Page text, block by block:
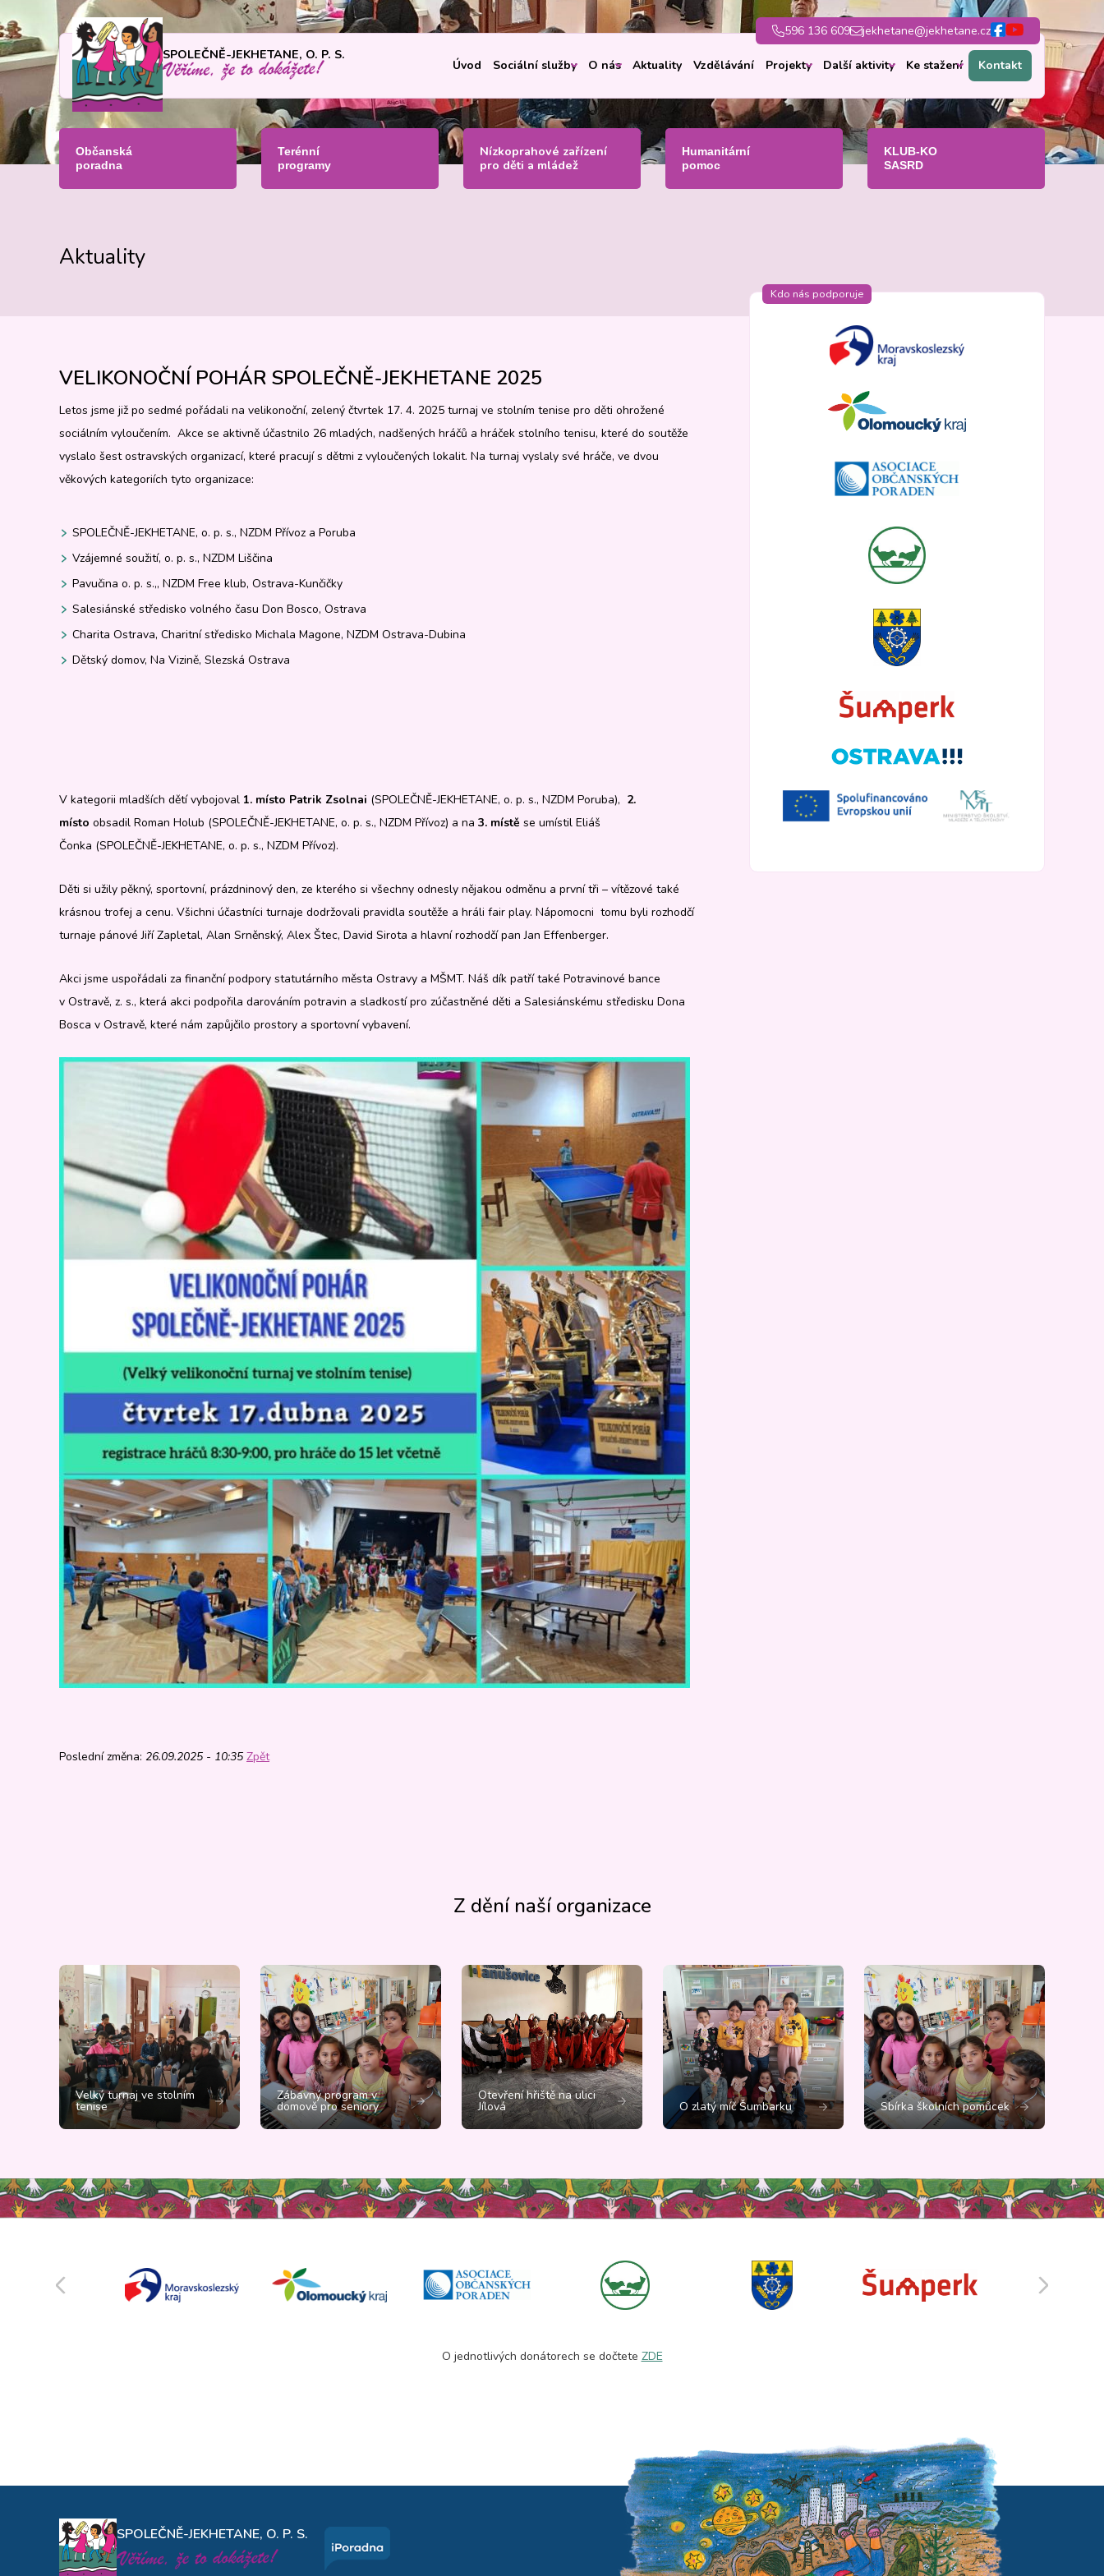
SPOLEČNĚ-JEKHETANE, O. P. S.
Úvod Sociální služby O nás Aktuality Vzdělávání Projekty Další aktivity Ke stažení Kontakt
596 136 609 jekhetane@jekhetane.cz
Občanská
poradna
Terénní
programy
Nízkoprahové zařízení
pro děti a mládež
Humanitární
pomoc
KLUB-KO
SASRD
Aktuality
VELIKONOČNÍ POHÁR SPOLEČNĚ-JEKHETANE 2025
Letos jsme již po sedmé pořádali na velikonoční, zelený čtvrtek 17. 4. 2025 turnaj ve stolním tenise pro děti ohrožené
sociálním vyloučením. Akce se aktivně účastnilo 26 mladých, nadšených hráčů a hráček stolního tenisu, které do soutěže
vyslalo šest ostravských organizací, které pracují s dětmi z vyloučených lokalit. Na turnaj vyslaly své hráče, ve dvou
věkových kategoriích tyto organizace:
SPOLEČNĚ-JEKHETANE, o. p. s., NZDM Přívoz a Poruba
Vzájemné soužití, o. p. s., NZDM Liščina
Pavučina o. p. s.,, NZDM Free klub, Ostrava-Kunčičky
Salesiánské středisko volného času Don Bosco, Ostrava
Charita Ostrava, Charitní středisko Michala Magone, NZDM Ostrava-Dubina
Dětský domov, Na Vizině, Slezská Ostrava
V kategorii mladších dětí vybojoval 1. místo Patrik Zsolnai (SPOLEČNĚ-JEKHETANE, o. p. s., NZDM Poruba), 2.
místo obsadil Roman Holub (SPOLEČNĚ-JEKHETANE, o. p. s., NZDM Přívoz) a na 3. místě se umístil Eliáš
Čonka (SPOLEČNĚ-JEKHETANE, o. p. s., NZDM Přívoz).
Děti si užily pěkný, sportovní, prázdninový den, ze kterého si všechny odnesly nějakou odměnu a první tři – vítězové také
krásnou trofej a cenu. Všichni účastníci turnaje dodržovali pravidla soutěže a hráli fair play. Nápomocni tomu byli rozhodčí
turnaje pánové Jiří Zapletal, Alan Srněnský, Alex Štec, David Sirota a hlavní rozhodčí pan Jan Effenberger.
Akci jsme uspořádali za finanční podpory statutárního města Ostravy a MŠMT. Náš dík patří také Potravinové bance
v Ostravě, z. s., která akci podpořila darováním potravin a sladkostí pro zúčastněné děti a Salesiánskému středisku Dona
Bosca v Ostravě, které nám zapůjčilo prostory a sportovní vybavení.
Poslední změna: 26.09.2025 - 10:35 Zpět
Kdo nás podporuje
Z dění naší organizace
Velký turnaj ve stolním
tenise
Zábavný program v
domově pro seniory
Otevření hřiště na ulici
Jílová O zlatý míč Šumbarku Sbírka školních pomůcek
O jednotlivých donátorech se dočtete ZDE
SPOLEČNĚ-JEKHETANE, O. P. S.